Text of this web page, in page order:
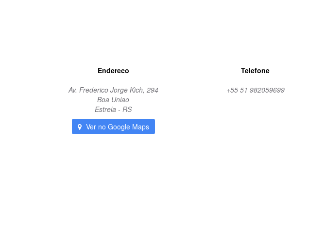
Endereco
Av. Frederico Jorge Kich, 294
Boa Uniao
Estrela - RS
Ver no Google Maps
Telefone
+55 51 982059699